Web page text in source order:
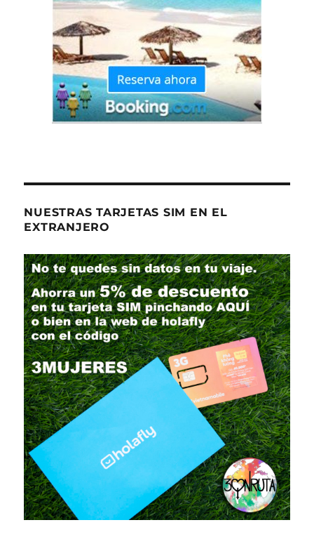
NUESTRAS TARJETAS SIM EN EL
EXTRANJERO